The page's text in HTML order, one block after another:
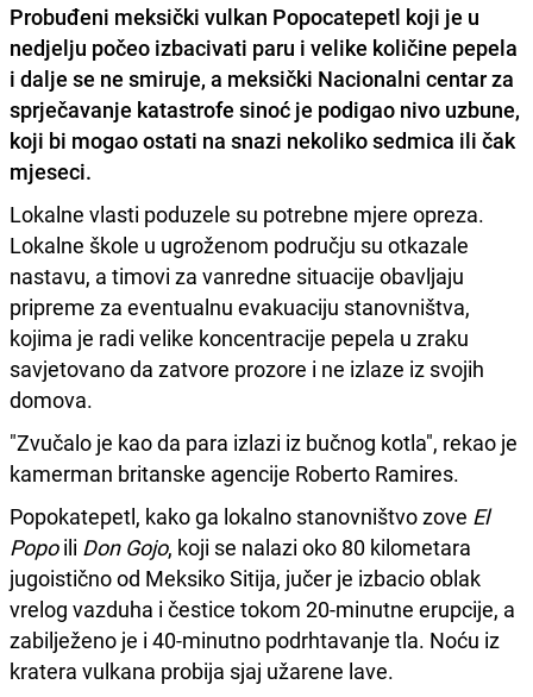
Probuđeni meksički vulkan Popocatepetl koji je u
nedjelju počeo izbacivati paru i velike količine pepela
i dalje se ne smiruje, a meksički Nacionalni centar za
sprječavanje katastrofe sinoć je podigao nivo uzbune,
koji bi mogao ostati na snazi nekoliko sedmica ili čak
mjeseci.
Lokalne vlasti poduzele su potrebne mjere opreza.
Lokalne škole u ugroženom području su otkazale
nastavu, a timovi za vanredne situacije obavljaju
pripreme za eventualnu evakuaciju stanovništva,
kojima je radi velike koncentracije pepela u zraku
savjetovano da zatvore prozore i ne izlaze iz svojih
domova.
"Zvučalo je kao da para izlazi iz bučnog kotla", rekao je
kamerman britanske agencije Roberto Ramires.
Popokatepetl, kako ga lokalno stanovništvo zove El
Popoili Don Gojo, koji se nalazi oko 80 kilometara
jugoistično od Meksiko Sitija, jučer je izbacio oblak
vrelog vazduha i čestice tokom 20-minutne erupcije, a
zabilježeno je i 40-minutno podrhtavanje tla. Noću iz
kratera vulkana probija sjaj užarene lave.